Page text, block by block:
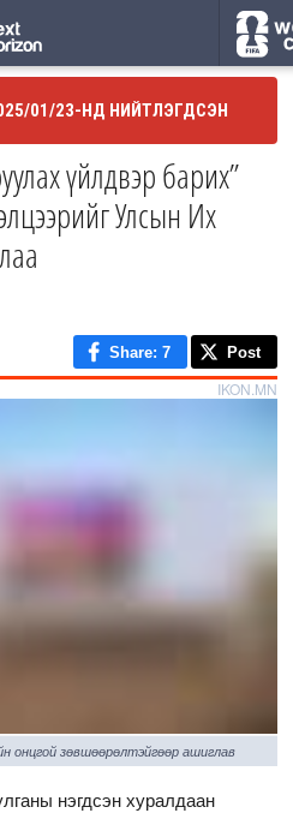
01/23-НД НИЙТЛЭГДСЭН
үйлдвэр барих”
Улсын Их
Share: 7 Post
IKON.MN
онцгой зөвшөөрөлтэйгөөр ашиглав
нэгдсэн хуралдаан